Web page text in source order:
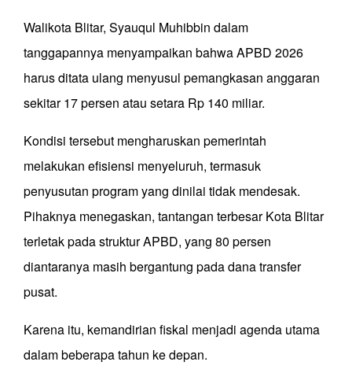
Walikota Blitar, Syauqul Muhibbin dalam
tanggapannya menyampaikan bahwa APBD 2026
harus ditata ulang menyusul pemangkasan anggaran
sekitar 17 persen atau setara Rp 140 miliar.
Kondisi tersebut mengharuskan pemerintah
melakukan efisiensi menyeluruh, termasuk
penyusutan program yang dinilai tidak mendesak.
Pihaknya menegaskan, tantangan terbesar Kota Blitar
terletak pada struktur APBD, yang 80 persen
diantaranya masih bergantung pada dana transfer
pusat.
Karena itu, kemandirian fiskal menjadi agenda utama
dalam beberapa tahun ke depan.